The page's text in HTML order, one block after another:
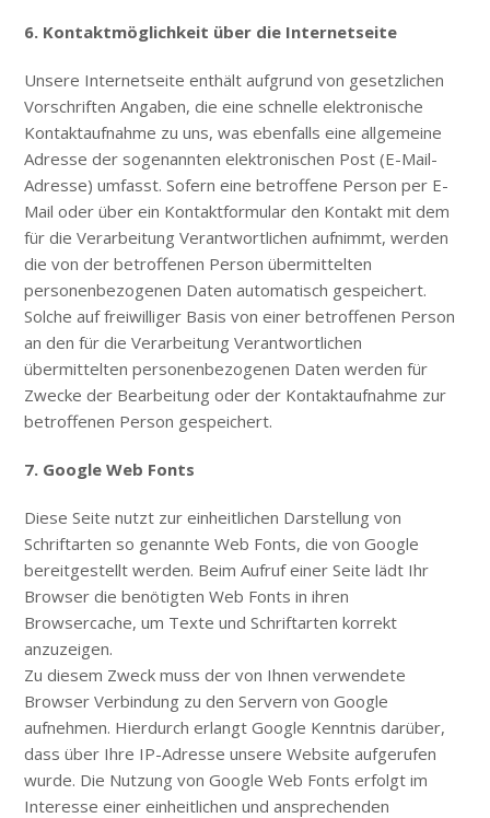
6. Kontaktmöglichkeit über die Internetseite
Unsere Internetseite enthält aufgrund von gesetzlichen
Vorschriften Angaben, die eine schnelle elektronische
Kontaktaufnahme zu uns, was ebenfalls eine allgemeine
Adresse der sogenannten elektronischen Post (E-Mail-
Adresse) umfasst. Sofern eine betroffene Person per E-
Mail oder über ein Kontaktformular den Kontakt mit dem
für die Verarbeitung Verantwortlichen aufnimmt, werden
die von der betroffenen Person übermittelten
personenbezogenen Daten automatisch gespeichert.
Solche auf freiwilliger Basis von einer betroffenen Person
an den für die Verarbeitung Verantwortlichen
übermittelten personenbezogenen Daten werden für
Zwecke der Bearbeitung oder der Kontaktaufnahme zur
betroffenen Person gespeichert.
7. Google Web Fonts
Diese Seite nutzt zur einheitlichen Darstellung von
Schriftarten so genannte Web Fonts, die von Google
bereitgestellt werden. Beim Aufruf einer Seite lädt Ihr
Browser die benötigten Web Fonts in ihren
Browsercache, um Texte und Schriftarten korrekt
anzuzeigen.
Zu diesem Zweck muss der von Ihnen verwendete
Browser Verbindung zu den Servern von Google
aufnehmen. Hierdurch erlangt Google Kenntnis darüber,
dass über Ihre IP-Adresse unsere Website aufgerufen
wurde. Die Nutzung von Google Web Fonts erfolgt im
Interesse einer einheitlichen und ansprechenden